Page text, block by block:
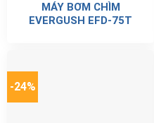
MÁY BƠM CHÌM
EVERGUSH EFD-75T
-24%